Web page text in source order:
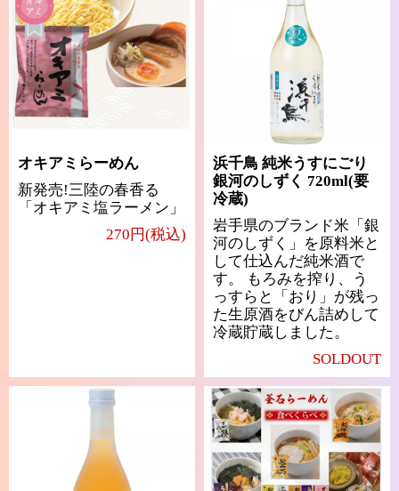
オキアミらーめん
新発売!三陸の春香る
「オキアミ塩ラーメン」
270円(税込)
浜千鳥 純米うすにごり
銀河のしずく 720ml(要
冷蔵)
岩手県のブランド米「銀
河のしずく」を原料米と
して仕込んだ純米酒で
す。 もろみを搾り、う
っすらと「おり」が残っ
た生原酒をびん詰めして
冷蔵貯蔵しました。
SOLDOUT